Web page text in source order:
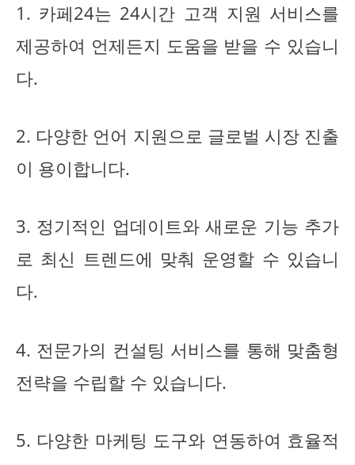
1. 카페24는 24시간 고객 지원 서비스를
제공하여 언제든지 도움을 받을 수 있습니
다.
2. 다양한 언어 지원으로 글로벌 시장 진출
이 용이합니다.
3. 정기적인 업데이트와 새로운 기능 추가
로 최신 트렌드에 맞춰 운영할 수 있습니
다.
4. 전문가의 컨설팅 서비스를 통해 맞춤형
전략을 수립할 수 있습니다.
5. 다양한 마케팅 도구와 연동하여 효율적